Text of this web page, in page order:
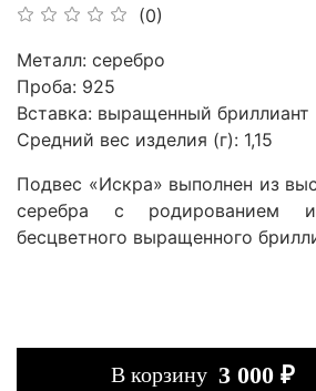
(0)
Металл: серебро
Проба: 925
Вставка: выращенный бриллиант
Средний вес изделия (г): 1,15
Подвес «Искра» выполнен из
серебра с родированием
бесцветного выращенного
В корзину 3 000 ₽